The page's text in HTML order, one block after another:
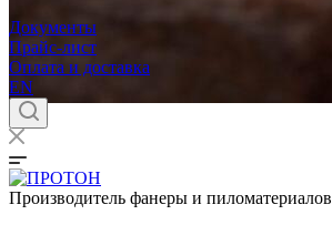
Документы
Прайс-лист
Оплата и доставка
EN
Производитель фанеры и пиломатериалов